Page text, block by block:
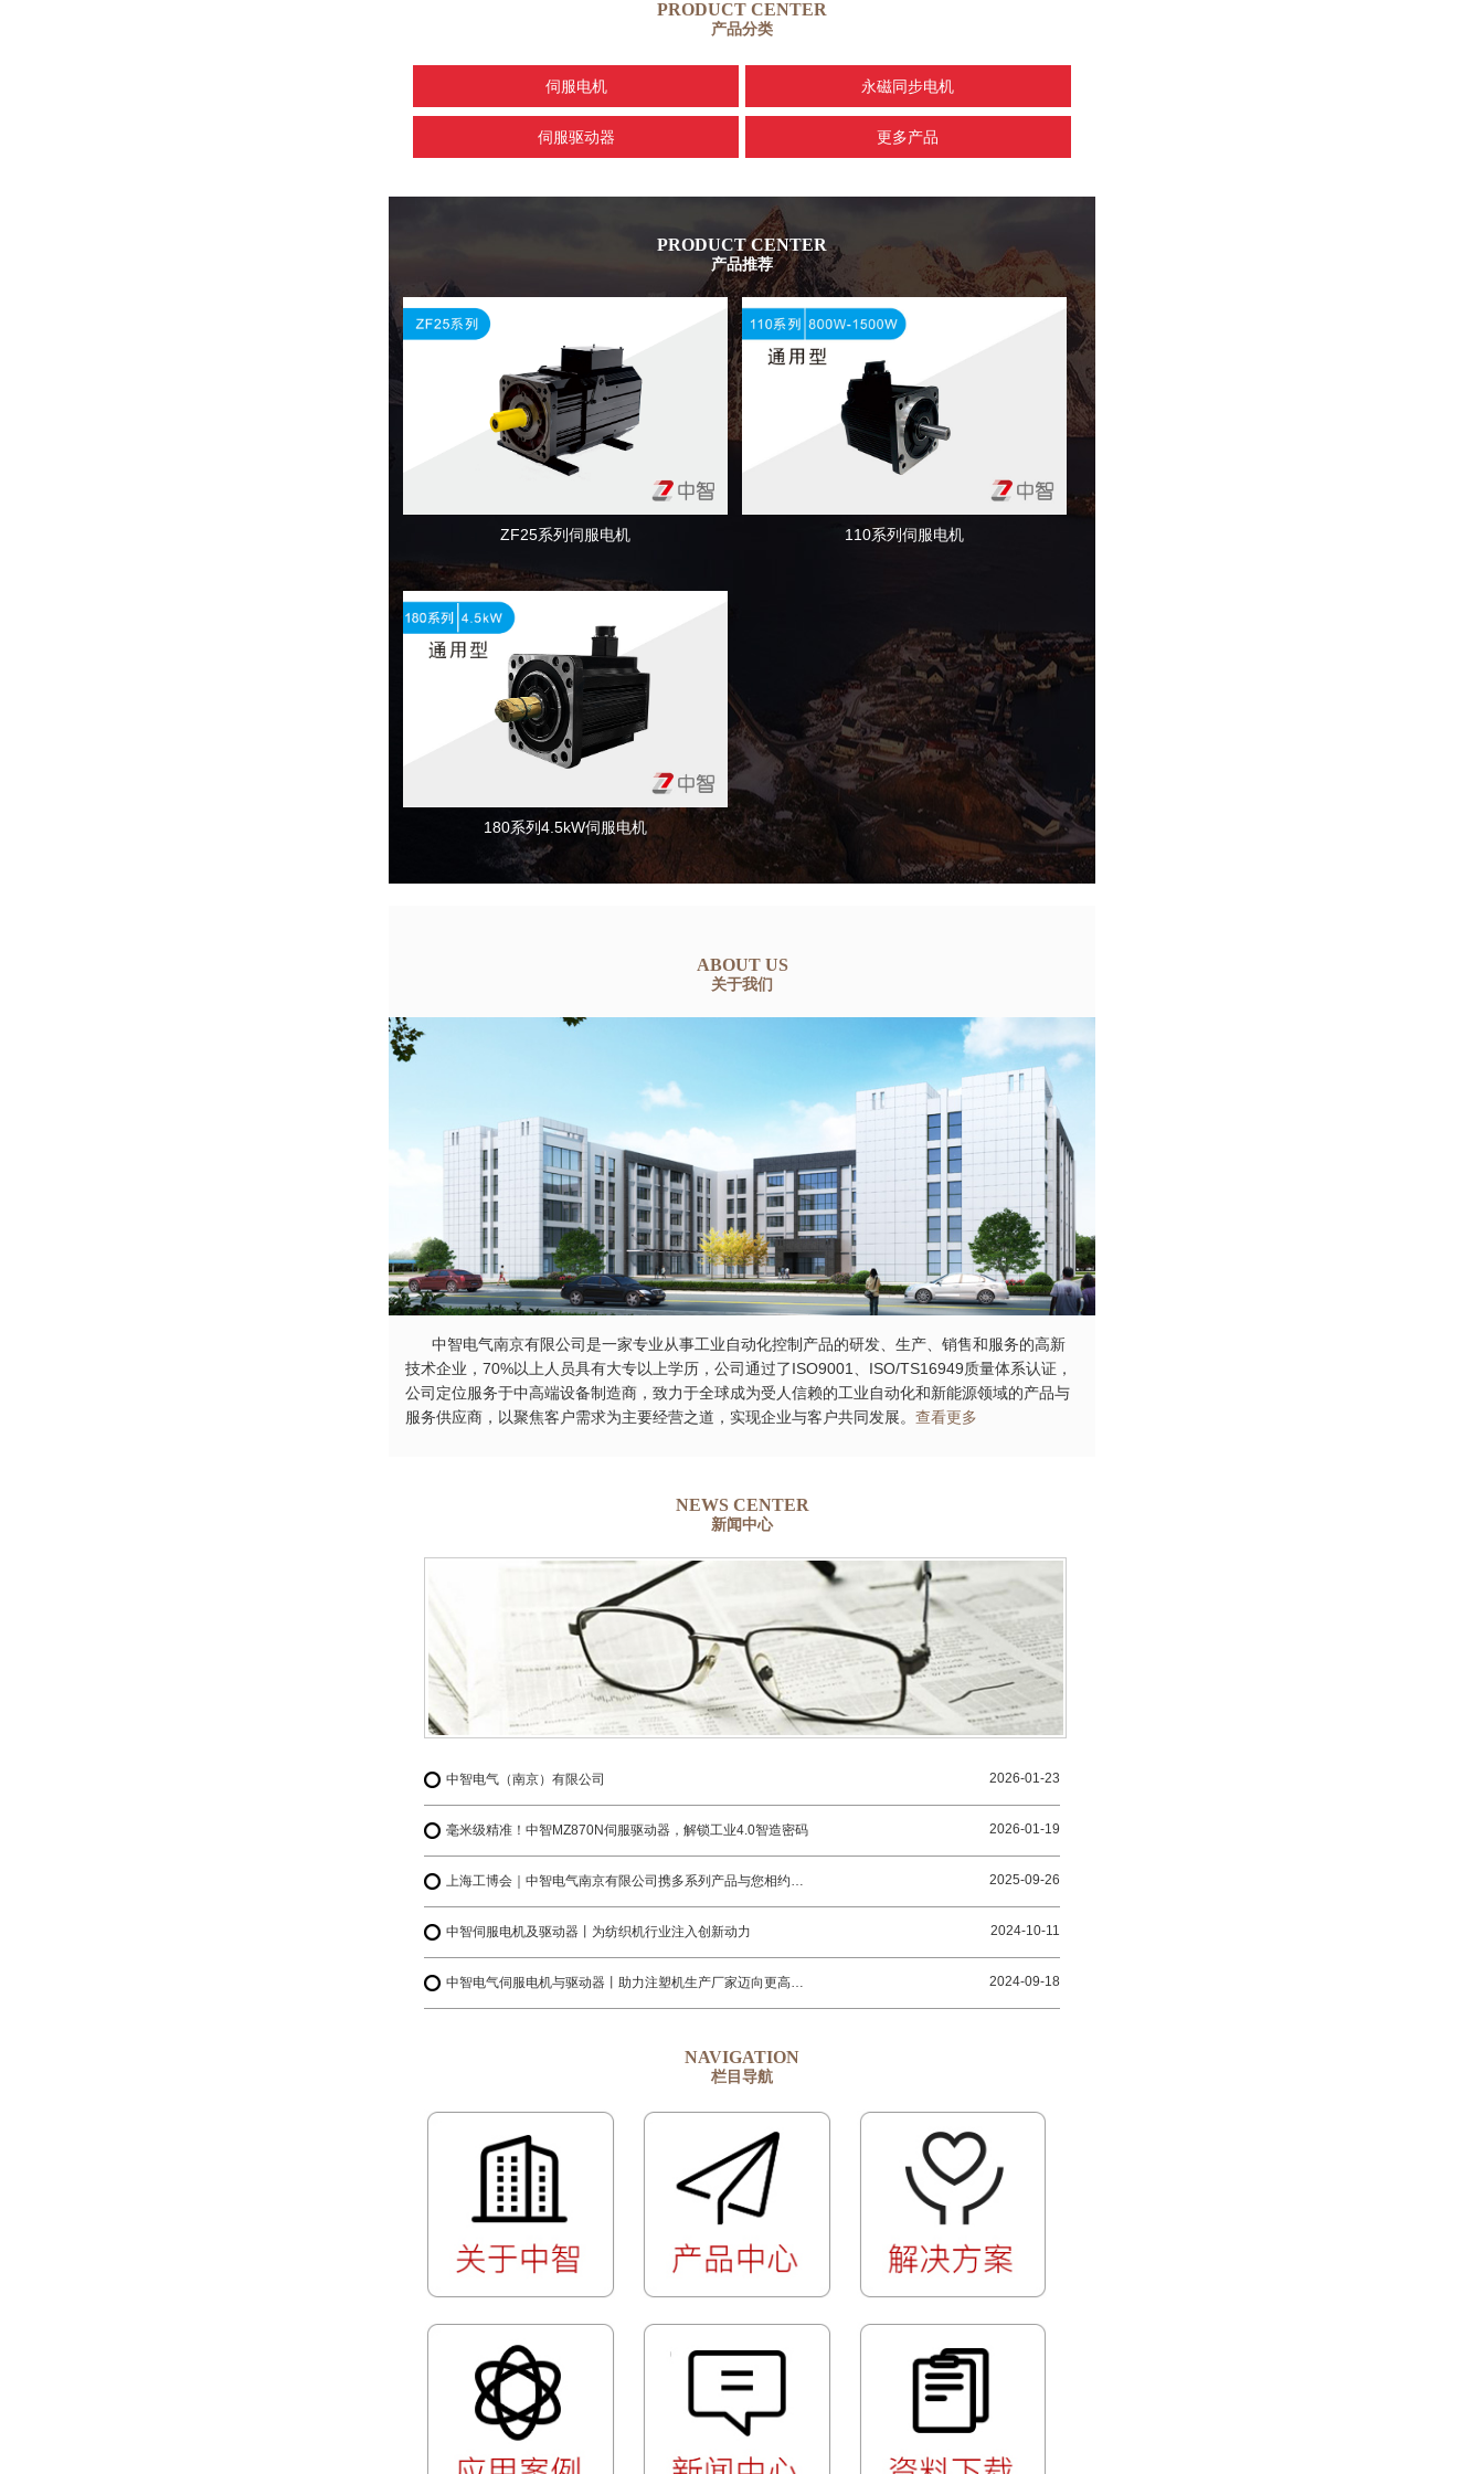
PRODUCT CENTER
产品分类
伺服电机 永磁同步电机
伺服驱动器 更多产品
PRODUCT CENTER
产品推荐
ZF25系列伺服电机 110系列伺服电机
180系列4.5kW伺服电机
ABOUT US
关于我们
中智电气南京有限公司是一家专业从事工业自动化控制产品的研发、生产、销售和服务的高新
技术企业，70%以上人员具有大专以上学历，公司通过了ISO9001、ISO/TS16949质量体系认证，
公司定位服务于中高端设备制造商，致力于全球成为受人信赖的工业自动化和新能源领域的产品与
服务供应商，以聚焦客户需求为主要经营之道，实现企业与客户共同发展。 查看更多
NEWS CENTER
新闻中心
中智电气（南京）有限公司 2026-01-23
毫米级精准！中智MZ870N伺服驱动器，解锁工业4.0智造密码 2026-01-19
2025-09-26
中智伺服电机及驱动器丨为纺织机行业注入创新动力 2024-10-11
2024-09-18
NAVIGATION
栏目导航